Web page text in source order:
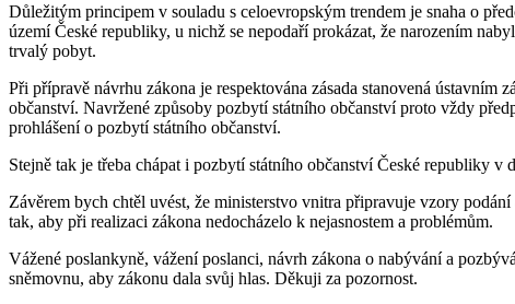
Důležitým principem v souladu s celoevropským trendem je snaha o
území České republiky, u nichž se nepodaří prokázat, že narozením
trvalý pobyt.
Při přípravě návrhu zákona je respektována zásada stanovená
občanství. Navržené způsoby pozbytí státního občanství proto vždy
prohlášení o pozbytí státního občanství.
Stejně tak je třeba chápat i pozbytí státního občanství České republiky
Závěrem bych chtěl uvést, že ministerstvo vnitra připravuje vzory
tak, aby při realizaci zákona nedocházelo k nejasnostem a problémům.
Vážené poslankyně, vážení poslanci, návrh zákona o nabývání a
sněmovnu, aby zákonu dala svůj hlas. Děkuji za pozornost.